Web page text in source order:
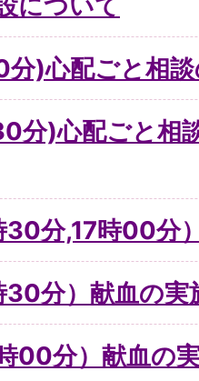
)心配ごと相
分)心配ごと相
30分,17時00分
30分）献血の
00分）献血の